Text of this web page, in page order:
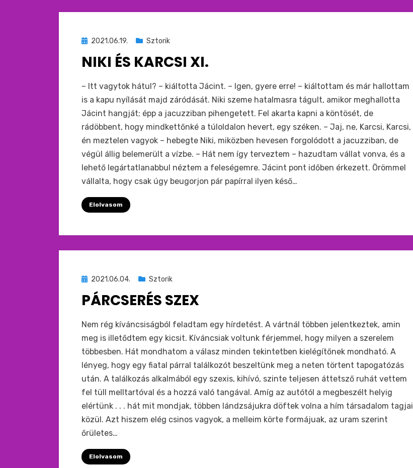
Beküldve
2021.06.19. Sztorik
NIKI ÉS KARCSI XI.
bymonkey
– Itt vagytok hátul? – kiáltotta Jácint. – Igen, gyere erre! – kiáltottam és már hallottam
is a kapu nyílását majd záródását. Niki szeme hatalmasra tágult, amikor meghallotta
Jácint hangját; épp a jacuzziban pihengetett. Fel akarta kapni a köntösét, de
rádöbbent, hogy mindkettőnké a túloldalon hevert, egy széken. – Jaj, ne, Karcsi, Karcsi,
én meztelen vagyok – hebegte Niki, miközben hevesen forgolódott a jacuzziban, de
végül állig belemerült a vízbe. – Hát nem így terveztem – hazudtam vállat vonva, és a
lehető legártatlanabbul néztem a feleségemre. Jácint pont időben érkezett. Örömmel
vállalta, hogy csak úgy beugorjon pár papírral ilyen késő…
Elolvasom
Beküldve
2021.06.04. Sztorik
PÁRCSERÉS SZEX
by monkey
Nem rég kíváncsiságból feladtam egy hírdetést. A vártnál többen jelentkeztek, amin
meg is illetődtem egy kicsit. Kíváncsiak voltunk férjemmel, hogy milyen a szerelem
többesben. Hát mondhatom a válasz minden tekintetben kielégítőnek mondható. A
lényeg, hogy egy fiatal párral találkozót beszeltünk meg a neten törtent tapogatózás
után. A találkozás alkalmából egy szexis, kihívó, szinte teljesen áttetsző ruhát vettem
fel tüll melltartóval és a hozzá való tangával. Amíg az autótól a megbeszélt helyig
elértünk . . . hát mit mondjak, többen lándzsájukra döftek volna a hím társadalom tagjai
közül. Azt hiszem elég csinos vagyok, a melleim körte formájuak, az uram szerint
őrületes…
Elolvasom